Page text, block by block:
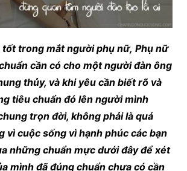
tốt trong mắt người phụ nữ, Phụ nữ
cần có cho một người đàn ông
thủy, và khi yêu cần biết rõ và
tiêu chuẩn đó lên người mình
trọn đời, không phải là quá
vì cuộc sống vì hạnh phúc các bạn
những chuẩn mực dưới đây để xét
mình đã đúng chuẩn chưa có cần